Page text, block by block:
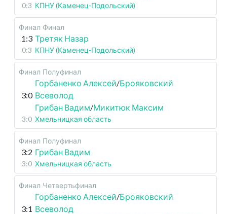
0:3 КПНУ (Каменец-Подольский)
Финал Финал
1:3 Третяк Назар
0:3 КПНУ (Каменец-Подольский)
Финал Полуфинал
3:0
Горбаненко Алексей/Брояковский
Всеволод
Грибан Вадим/Микитюк Максим
3:0 Хмельницкая область
Финал Полуфинал
3:2 Грибан Вадим
3:0 Хмельницкая область
Финал Четвертьфинал
3:1
Горбаненко Алексей/Брояковский
Всеволод